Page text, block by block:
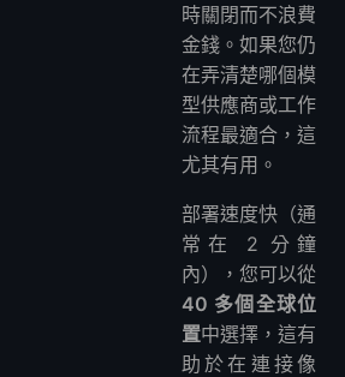
時關閉而不浪費
金錢。如果您仍
在弄清楚哪個模
型供應商或工作
流程最適合，這
尤其有用。
部署速度快（通
常在 2 分鐘
內），您可以從
40 多個全球位
置中選擇，這有
助於在連接像